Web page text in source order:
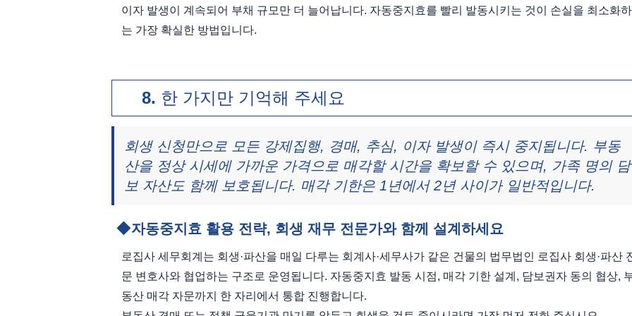
이자 발생이 계속되어 부채 규모만 더 늘어납니다. 자동중지효를 빨리 발동시키는 것이 손실을 최소화하
는 가장 확실한 방법입니다.
한 가지만 기억해 주세요
회생 신청만으로 모든 강제집행, 경매, 추심, 이자 발생이 즉시 중지됩니다. 부동
산을 정상 시세에 가까운 가격으로 매각할 시간을 확보할 수 있으며, 가족 명의 담
보 자산도 함께 보호됩니다. 매각 기한은 1년에서 2년 사이가 일반적입니다.
자동중지효 활용 전략, 회생 재무 전문가와 함께 설계하세요
로집사 세무회계는 회생·파산을 매일 다루는 회계사·세무사가 같은 건물의 법무법인 로집사 회생·파산
문 변호사와 협업하는 구조로 운영됩니다. 자동중지효 발동 시점, 매각 기한 설계, 담보권자 동의 협상,
동산 매각 자문까지 한 자리에서 통합 진행합니다.